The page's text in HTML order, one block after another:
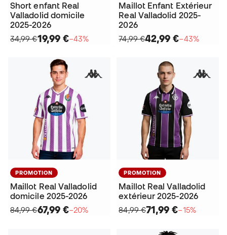
Short enfant Real
Valladolid domicile
2025-2026
34,99 €19,99 €−43%
Maillot Enfant Extérieur
Real Valladolid 2025-
2026
74,99 €42,99 €−43%
PROMOTION
Maillot Real Valladolid
domicile 2025-2026
84,99 €67,99 €−20%
PROMOTION
Maillot Real Valladolid
extérieur 2025-2026
84,99 €71,99 €−15%